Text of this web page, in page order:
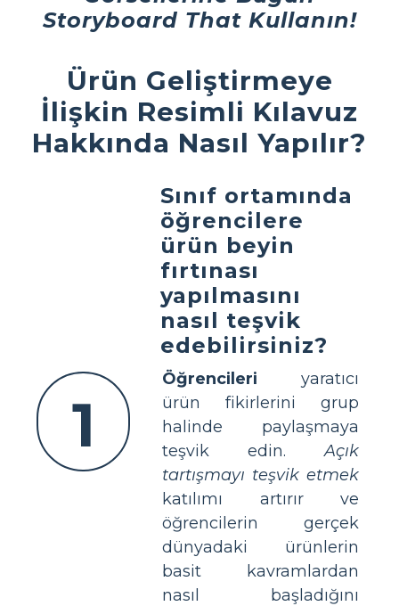
Storyboard That Kullanın!
Ürün Geliştirmeye
İlişkin Resimli Kılavuz
Hakkında Nasıl Yapılır?
1
Sınıf ortamında
öğrencilere
ürün beyin
fırtınası
yapılmasını
nasıl teşvik
edebilirsiniz?
Öğrencileri yaratıcı
ürün fikirlerini grup
halinde paylaşmaya
teşvik edin.Açık
tartışmayı teşvik etmek
katılımı artırır ve
öğrencilerin gerçek
dünyadaki ürünlerin
basit kavramlardan
nasıl başladığını